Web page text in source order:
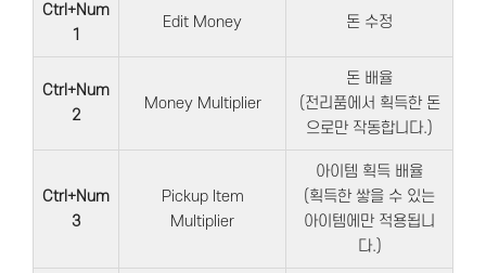
Ctrl+Num
1
Edit Money 돈 수정
Ctrl+Num
2
Money Multiplier
돈 배율
(전리품에서 획득한 돈
으로만 작동합니다.)
Ctrl+Num
3
Pickup Item
Multiplier
아이템 획득 배율
(획득한 쌓을 수 있는
아이템에만 적용됩니
다.)